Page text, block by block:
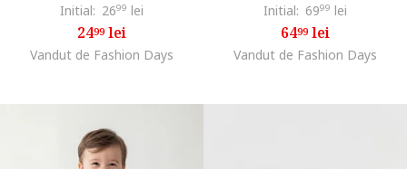
Initial: 2699 lei
2499lei
Vandut de Fashion Days
Initial: 6999 lei
6499lei
Vandut de Fashion Days